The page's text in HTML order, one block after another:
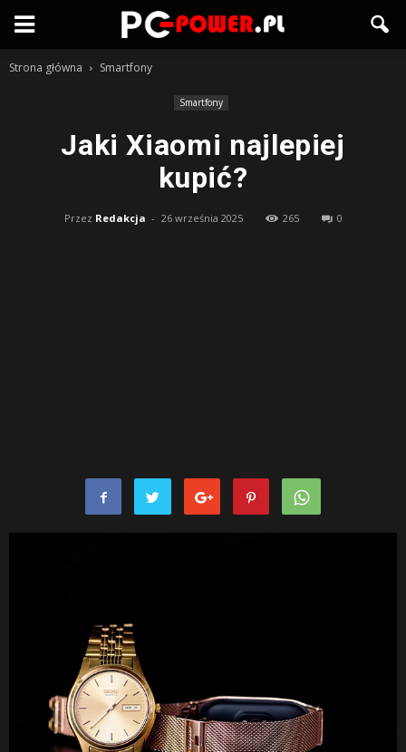
Strona główna Smartfony
Smartfony
Jaki Xiaomi najlepiej
kupić?
Przez Redakcja - 26 września 2025 265 0